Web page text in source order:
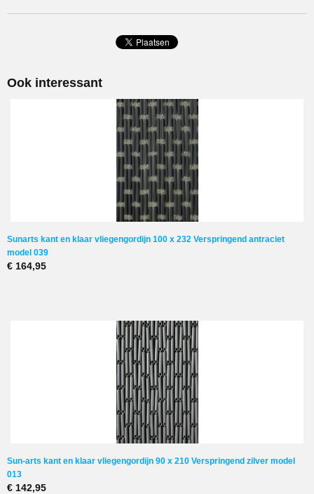
Ja, met uitbreidingsset
Hoogte is altijd inclusief 6 cm strip
Ook interessant
Sunarts kant en klaar vliegengordijn 100 x 232 Verspringend antraciet
model 039
€ 164,95
Sun-arts kant en klaar vliegengordijn 90 x 210 Verspringend zilver model
013
€ 142,95